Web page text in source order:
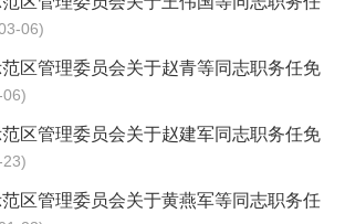
06
区管理委员会关于赵青等同志职务任免
区管理委员会关于赵建军同志职务任免
区管理委员会关于黄燕军等同志职务任